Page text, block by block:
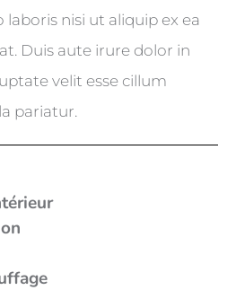
nisi ut aliquip ex ea
Duis aute irure dolor in
velit esse cillum
pariatur.